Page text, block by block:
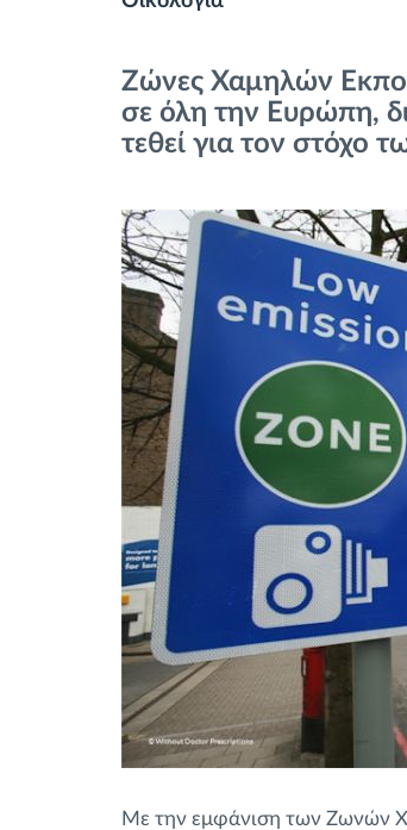
Διαχείριση καυσίμου
Σχεδιασμός και
Αυτόματη αναγνώριση
Ανακαλύψτε όλα τα
Ζώνες Χαμηλών
σε όλη την Ευρώπη,
τεθεί για τον στόχο
Με την εμφάνιση των Ζωνών